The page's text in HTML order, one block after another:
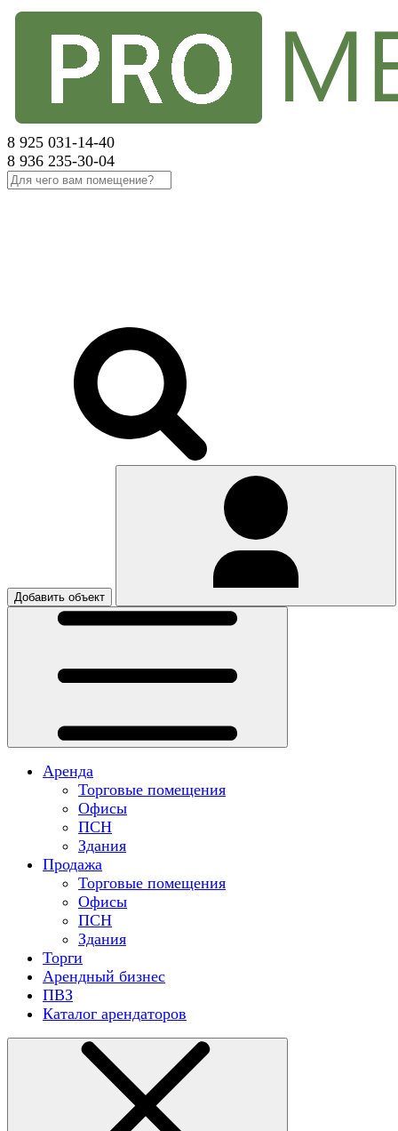
8 925 031-14-40
8 936 235-30-04
Добавить объект
Аренда
Торговые помещения
Офисы
ПСН
Здания
Продажа
Торговые помещения
Офисы
ПСН
Здания
Торги
Арендный бизнес
ПВЗ
Каталог арендаторов